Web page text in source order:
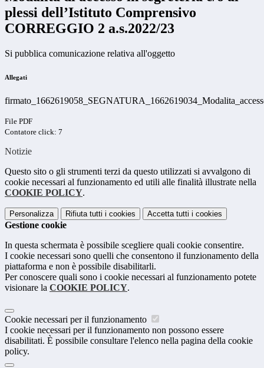
plessi dell’Istituto Comprensivo
CORREGGIO 2 a.s.2022/23
Si pubblica comunicazione relativa all'oggetto
Allegati
File PDF
Contatore click: 7
Notizie
Questo sito o gli strumenti terzi da questo utilizzati si avvalgono di
cookie necessari al funzionamento ed utili alle finalità illustrate nella
COOKIE POLICY.
Personalizza Rifiuta tutti i cookies Accetta tutti i cookies
Gestione cookie
In questa schermata è possibile scegliere quali cookie consentire.
I cookie necessari sono quelli che consentono il funzionamento della
piattaforma e non è possibile disabilitarli.
Per conoscere quali sono i cookie necessari al funzionamento potete
visionare la COOKIE POLICY.
Cookie necessari per il funzionamento
I cookie necessari per il funzionamento non possono essere
disabilitati. È possibile consultare l'elenco nella pagina della cookie
policy.